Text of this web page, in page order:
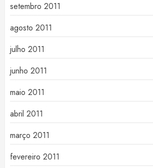
setembro 2011
agosto 2011
julho 2011
junho 2011
maio 2011
abril 2011
março 2011
fevereiro 2011